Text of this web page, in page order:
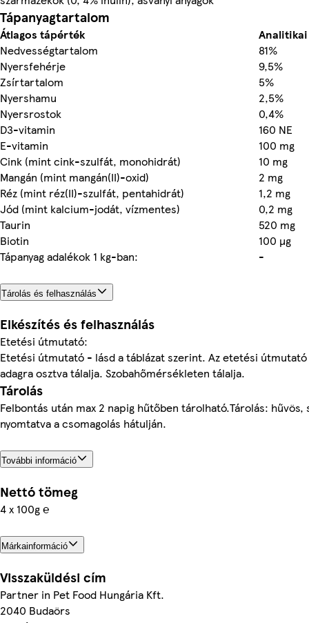
Tápanyagtartalom
Átlagos tápérték
Nedvességtartalom
81%
Nyersfehérje
9,5%
Zsírtartalom
5%
Nyershamu
2,5%
Nyersrostok
0,4%
D3-vitamin
160 NE
E-vitamin
100 mg
Cink (mint cink-szulfát, monohidrát)
10 mg
Mangán (mint mangán(II)-oxid)
2 mg
Réz (mint réz(II)-szulfát, pentahidrát)
1,2 mg
Jód (mint kalcium-jodát, vízmentes)
0,2 mg
Taurin
520 mg
Biotin
100 µg
Tápanyag adalékok 1 kg-ban:
-
Tárolás és felhasználás
Elkészítés és felhasználás
Etetési útmutató:
Etetési útmutató - lásd a táblázat szerint. Az etetési
adagra osztva tálalja. Szobahőmérsékleten tálalja.
Tárolás
Felbontás után max 2 napig hűtőben tárolható.Tárolás:
nyomtatva a csomagolás hátulján.
További információ
Nettó tömeg
4 x 100g ℮
Márkainformáció
Visszaküldési cím
Partner in Pet Food Hungária Kft.
2040 Budaörs